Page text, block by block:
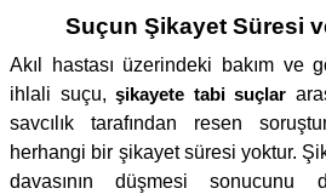
Suçun Şikayet Süresi
Akıl hastası üzerindeki bakım ve
ihlali suçu,şikayete tabi suçlar
savcılık tarafından resen
herhangi bir şikayet süresi yoktur.
davasının düşmesi sonucunu